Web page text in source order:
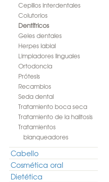
Cepillos interdentales
Colutorios
Dentífricos
Geles dentales
Herpes labial
Limpiadores linguales
Ortodoncia
Prótesis
Recambios
Seda dental
Tratamiento boca seca
Tratamiento de la halitosis
Tratamientos
blanqueadores
Cabello
Cosmética oral
Dietética